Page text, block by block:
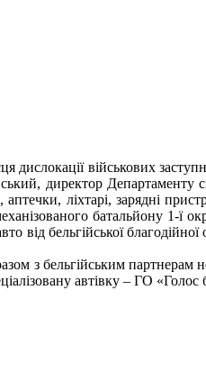
дислокації військових
директор
ліхтарі, зарядні
батальйону 1-ї
від бельгійської
з бельгійським партнерам
автівку – ГО «Голос